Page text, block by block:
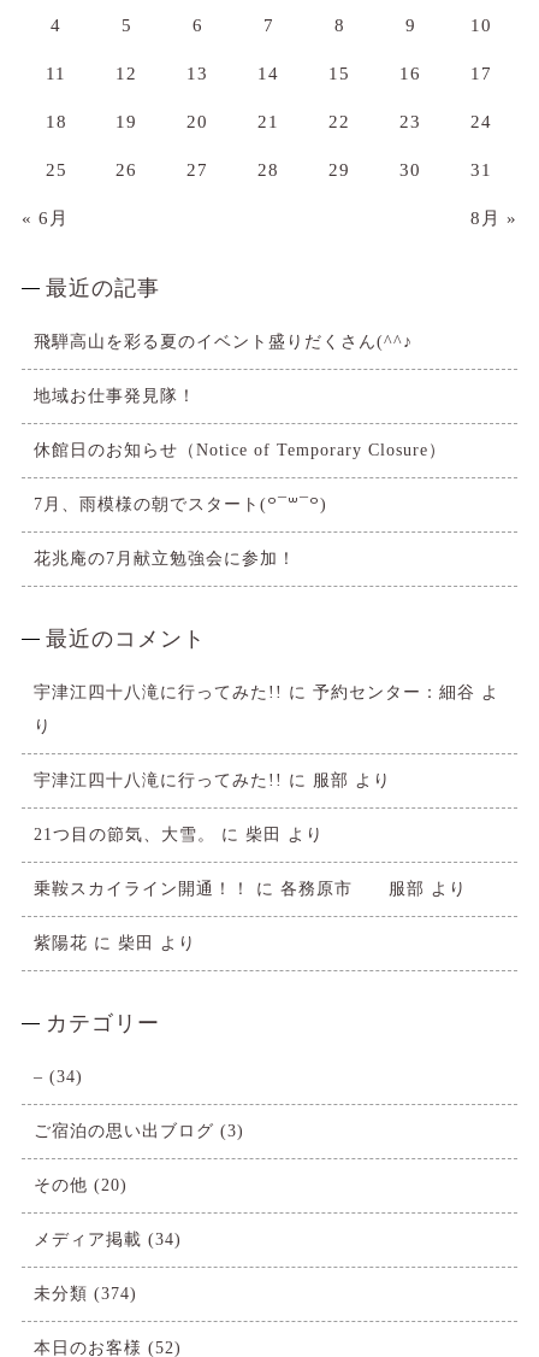
4 5 6 7 8 9 10
11 12 13 14 15 16 17
18 19 20 21 22 23 24
25 26 27 28 29 30 31
« 6月 8月 »
最近の記事
飛騨高山を彩る夏のイベント盛りだくさん(^^♪
地域お仕事発見隊！
休館日のお知らせ（Notice of Temporary Closure）
7月、雨模様の朝でスタート(꒪¯꒳​¯꒪)
花兆庵の7月献立勉強会に参加！
最近のコメント
宇津江四十八滝に行ってみた!! に 予約センター：細谷 よ
り
宇津江四十八滝に行ってみた!! に 服部 より
21つ目の節気、大雪。 に 柴田 より
乗鞍スカイライン開通！！ に 各務原市 服部 より
紫陽花 に 柴田 より
カテゴリー
– (34)
ご宿泊の思い出ブログ (3)
その他 (20)
メディア掲載 (34)
未分類 (374)
本日のお客様 (52)